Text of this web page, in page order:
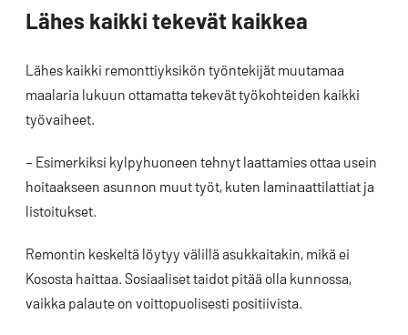
Lähes kaikki tekevät kaikkea
Lähes kaikki remonttiyksikön työntekijät muutamaa
maalaria lukuun ottamatta tekevät työkohteiden kaikki
työvaiheet.
– Esimerkiksi kylpyhuoneen tehnyt laattamies ottaa usein
hoitaakseen asunnon muut työt, kuten laminaattilattiat ja
listoitukset.
Remontin keskeltä löytyy välillä asukkaitakin, mikä ei
Kososta haittaa. Sosiaaliset taidot pitää olla kunnossa,
vaikka palaute on voittopuolisesti positiivista.